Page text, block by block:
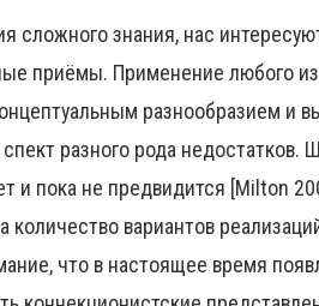
сложного знания, нас
приёмы. Применение любого
разнообразием и
разного рода недостатков.
и пока не предвидится [Milton
количество вариантов
что в настоящее время